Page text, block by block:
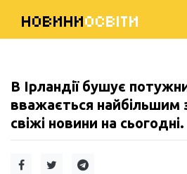
НОВИНИОСВІТИ
В Ірландії бушує
вважається найбільшим
свіжі новини на сьогодні.